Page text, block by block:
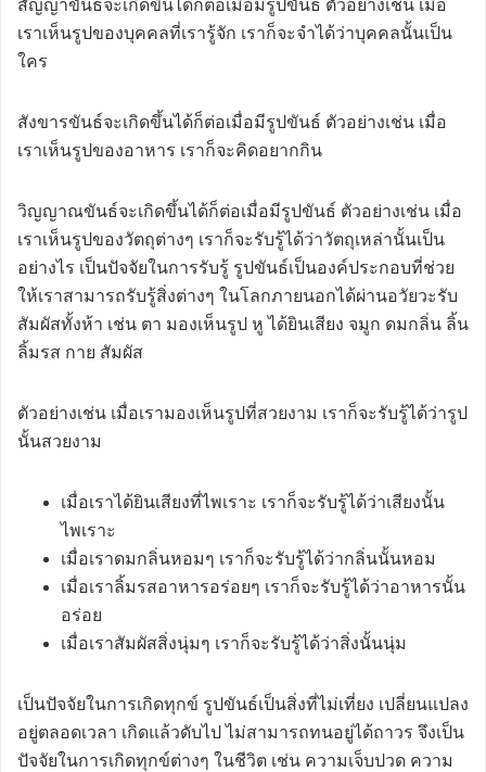
สัญญาขันธ์จะเกิดขึ้นได้ก็ต่อเมื่อมีรูปขันธ์ ตัวอย่างเช่น เมื่อ
เราเห็นรูปของบุคคลที่เรารู้จัก เราก็จะจำได้ว่าบุคคลนั้นเป็น
ใคร
สังขารขันธ์จะเกิดขึ้นได้ก็ต่อเมื่อมีรูปขันธ์ ตัวอย่างเช่น เมื่อ
เราเห็นรูปของอาหาร เราก็จะคิดอยากกิน
วิญญาณขันธ์จะเกิดขึ้นได้ก็ต่อเมื่อมีรูปขันธ์ ตัวอย่างเช่น เมื่อ
เราเห็นรูปของวัตถุต่างๆ เราก็จะรับรู้ได้ว่าวัตถุเหล่านั้นเป็น
อย่างไร เป็นปัจจัยในการรับรู้ รูปขันธ์เป็นองค์ประกอบที่ช่วย
ให้เราสามารถรับรู้สิ่งต่างๆ ในโลกภายนอกได้ผ่านอวัยวะรับ
สัมผัสทั้งห้า เช่น ตา มองเห็นรูป หู ได้ยินเสียง จมูก ดมกลิ่น ลิ้น
ลิ้มรส กาย สัมผัส
ตัวอย่างเช่น เมื่อเรามองเห็นรูปที่สวยงาม เราก็จะรับรู้ได้ว่ารูป
นั้นสวยงาม
เมื่อเราได้ยินเสียงที่ไพเราะ เราก็จะรับรู้ได้ว่าเสียงนั้น
ไพเราะ
เมื่อเราดมกลิ่นหอมๆ เราก็จะรับรู้ได้ว่ากลิ่นนั้นหอม
เมื่อเราลิ้มรสอาหารอร่อยๆ เราก็จะรับรู้ได้ว่าอาหารนั้น
อร่อย
เมื่อเราสัมผัสสิ่งนุ่มๆ เราก็จะรับรู้ได้ว่าสิ่งนั้นนุ่ม
เป็นปัจจัยในการเกิดทุกข์ รูปขันธ์เป็นสิ่งที่ไม่เที่ยง เปลี่ยนแปลง
อยู่ตลอดเวลา เกิดแล้วดับไป ไม่สามารถทนอยู่ได้ถาวร จึงเป็น
ปัจจัยในการเกิดทุกข์ต่างๆ ในชีวิต เช่น ความเจ็บปวด ความ